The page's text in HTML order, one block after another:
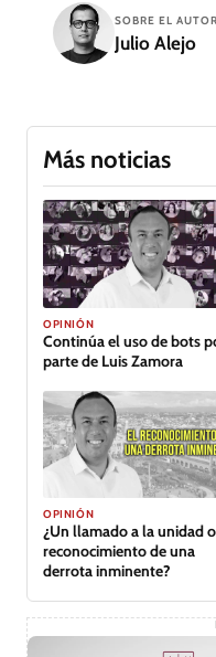
SOBRE EL AUTOR
Julio Alejo
Más noticias
OPINIÓN
Continúa el uso de bots
parte de Luis Zamora
OPINIÓN
¿Un llamado a la unidad
reconocimiento de una
derrota inminente?